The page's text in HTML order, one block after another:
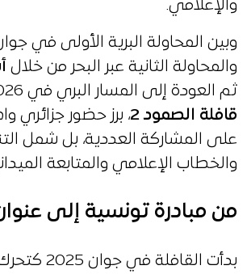
والإعلامي.
والمحاولة الثانية عبر البحر من خلال
ثم العودة إلى المسار البري في 2026 من خلال
قافلة الصمود 2
، برز حضور جزائري
على المشاركة العددية، بل شمل
والخطاب الإعلامي والمتابعة
من مبادرة تونسية إلى
بدأت